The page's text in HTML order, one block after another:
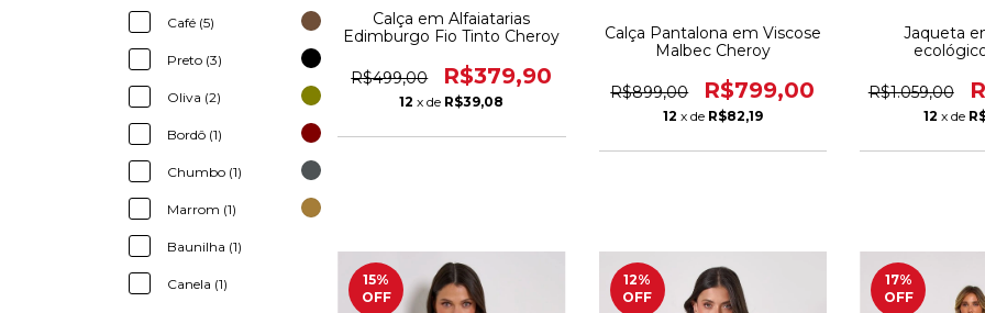
Café (5)
Preto (3)
Oliva (2)
Bordô (1)
Chumbo (1)
Marrom (1)
Baunilha (1)
Canela (1)
Calça em Alfaiatarias
Edimburgo Fio Tinto Cheroy
R$499,00 R$379,90
12 x de R$39,08
Calça Pantalona em Viscose
Malbec Cheroy
R$899,00 R$799,00
12 x de R$82,19
Jaqueta
R$1.059,00
12 x de
15%
OFF
12%
OFF
17%
OFF